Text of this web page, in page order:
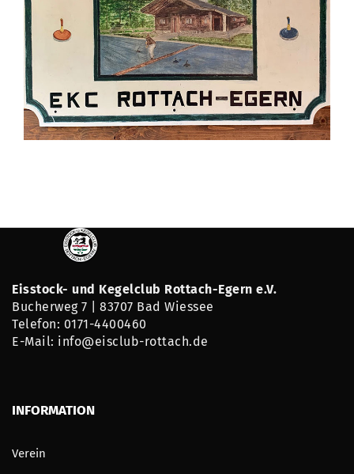
Eisstock- und Kegelclub Rottach-Egern e.V.
Bucherweg 7 | 83707 Bad Wiessee
Telefon: 0171-4400460
E-Mail: info@eisclub-rottach.de
INFORMATION
Verein